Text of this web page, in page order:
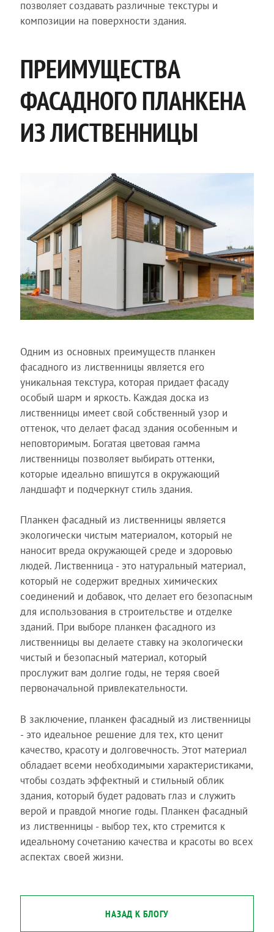
позволяет создавать различные текстуры и
композиции на поверхности здания.
ПРЕИМУЩЕСТВА
ФАСАДНОГО ПЛАНКЕНА
ИЗ ЛИСТВЕННИЦЫ
Одним из основных преимуществ планкен
фасадного из лиственницы является его
уникальная текстура, которая придает фасаду
особый шарм и яркость. Каждая доска из
лиственницы имеет свой собственный узор и
оттенок, что делает фасад здания особенным и
неповторимым. Богатая цветовая гамма
лиственницы позволяет выбирать оттенки,
которые идеально впишутся в окружающий
ландшафт и подчеркнут стиль здания.
Планкен фасадный из лиственницы является
экологически чистым материалом, который не
наносит вреда окружающей среде и здоровью
людей. Лиственница - это натуральный материал,
который не содержит вредных химических
соединений и добавок, что делает его безопасным
для использования в строительстве и отделке
зданий. При выборе планкен фасадного из
лиственницы вы делаете ставку на экологически
чистый и безопасный материал, который
прослужит вам долгие годы, не теряя своей
первоначальной привлекательности.
В заключение, планкен фасадный из лиственницы
- это идеальное решение для тех, кто ценит
качество, красоту и долговечность. Этот материал
обладает всеми необходимыми характеристиками,
чтобы создать эффектный и стильный облик
здания, который будет радовать глаз и служить
верой и правдой многие годы. Планкен фасадный
из лиственницы - выбор тех, кто стремится к
идеальному сочетанию качества и красоты во всех
аспектах своей жизни.
НАЗАД К БЛОГУ